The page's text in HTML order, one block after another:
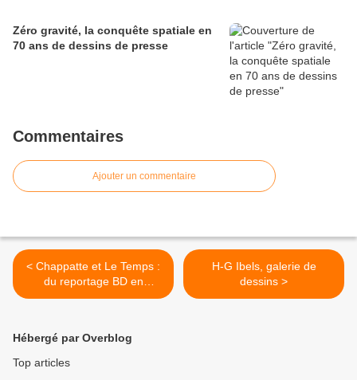
Zéro gravité, la conquête spatiale en
70 ans de dessins de presse
Commentaires
Ajouter un commentaire
< Chappatte et Le Temps :
du reportage BD en
mouvement, adapté à la
H-G Ibels, galerie de
dessins >
Hébergé par Overblog
Top articles